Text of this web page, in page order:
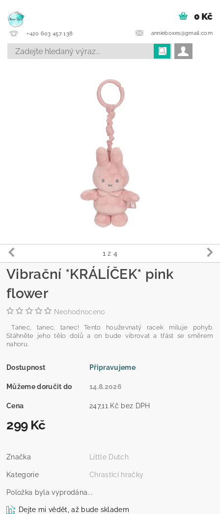
+420 603 457 138 annieboxes@gmail.com
0 Kč
1 z 4
Vibrační *KRÁLÍČEK* pink
flower
Neohodnoceno
Tanec, tanec, tanec! Tento houževnatý racek miluje pohyb.
Stáhněte jeho tělo dolů a on bude vibrovat a třást se směrem
nahoru.
Dostupnost Připravujeme
Můžeme doručit do 14.8.2026
Cena 247,11 Kč bez DPH
299 Kč
Značka Little Dutch
Kategorie Chrastící hračky
Položka byla vyprodána...
Dejte mi vědět, až bude skladem